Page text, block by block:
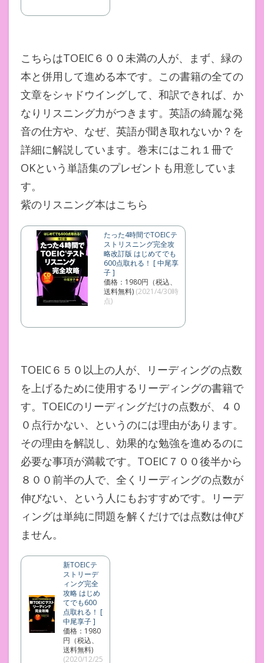
こちらはTOEIC６００未満の人が、まず、緑の
本と併用して進める本です。この書籍の全ての
文章をシャドウイングして、和訳できれば、か
なりリスニング力がつきます。英語の綺麗な発
音の仕方や、なぜ、英語が聞き取れないか？を
詳細に解説しています。巻末にはこれ１冊で
OKという単語集のプレゼントも用意していま
す。
紫のリスニング本はこちら
たった4時間でTOEICテ
ストリスニング完全攻
略改訂版 はじめてでも
600点取れる！ [ 中尾享
子 ]
価格：1980円（税込、
送料無料) (2021/4/30時
点)
TOEIC６５０以上の人が、リーディングの点数
を上げるために使用するリーディングの書籍で
す。TOEICのリーディングだけの点数が、４０
０点行かない、というのには理由があります。
その理由を解説し、効果的な勉強を進めるのに
必要な事項が満載です。TOEIC７００後半から
８００前半の人で、全くリーディングの点数が
伸びない、という人にもおすすめです。リーデ
ィングは単純に問題を解くだけでは点数は伸び
ません。
新TOEICテ
ストリーデ
ィング完全
攻略 はじめ
てでも600
点取れる！ [
中尾享子 ]
価格：1980
円（税込、
送料無料)
(2020/12/25